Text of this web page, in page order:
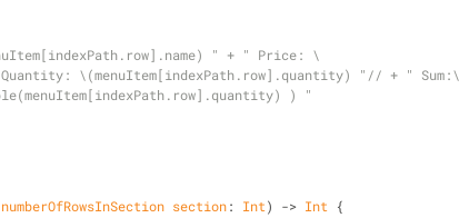
" + " Price: \
\(menuItem[indexPath.row].quantity) "// + " Sum:\
) "
numberOfRowsInSection section: Int) -> Int {